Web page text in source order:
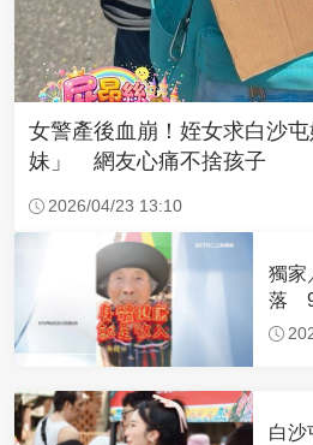
女警產後血崩！姪女求白沙
妹」 網友心痛不捨孩子
2026/04/23 13:10
獨家
落
幕
白沙